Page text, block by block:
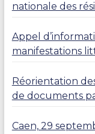
nationale des
Appel
manifestations
Réorientation
de documents
Caen, 29